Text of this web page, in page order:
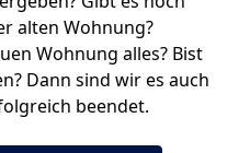
alten Wohnung?
Wohnung alles? Bist
Dann sind wir es auch
beendet.